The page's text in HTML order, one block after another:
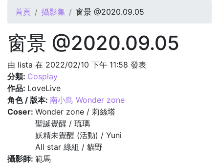
您在這裡
首頁 攝影集 窗景 @2020.09.05
窗景 @2020.09.05
由 lista 在 2022/02/10 下午 11:58 發表
分類: Cosplay
作品: LoveLive
角色 / 版本: 南小鳥 Wonder zone
Coser: Wonder zone / 莉絲塔
聖誕覺醒 / 琉璃
妖精未覺醒 (活動) / Yuni
All star 綠組 / 貓野
攝影師: 範馬